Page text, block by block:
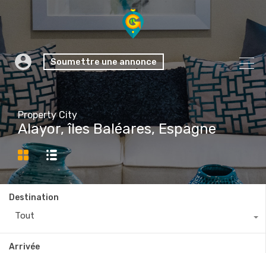
Soumettre une annonce
Property City
Alayor, îles Baléares, Espagne
Destination
Tout
Arrivée